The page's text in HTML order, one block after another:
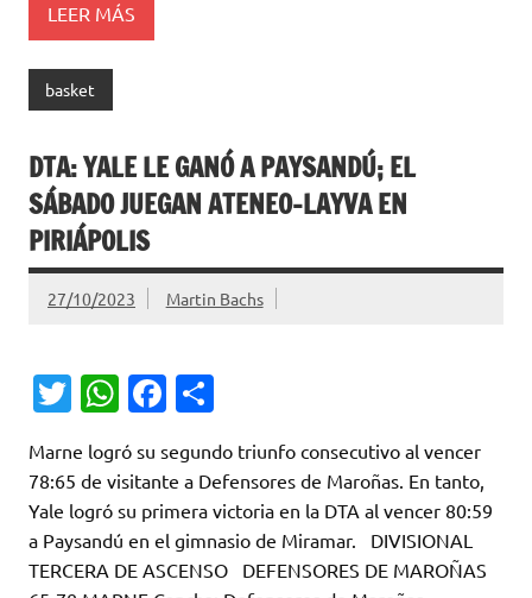
LEER MÁS
basket
DTA: YALE LE GANÓ A PAYSANDÚ; EL
SÁBADO JUEGAN ATENEO-LAYVA EN
PIRIÁPOLIS
27/10/2023 Martin Bachs
T
it
te
r
W
at
s
A
p
Fa
e
b
o
o
m
p
ar
ti
Marne logró su segundo triunfo consecutivo al vencer
78:65 de visitante a Defensores de Maroñas. En tanto,
Yale logró su primera victoria en la DTA al vencer 80:59
a Paysandú en el gimnasio de Miramar. DIVISIONAL
TERCERA DE ASCENSO DEFENSORES DE MAROÑAS